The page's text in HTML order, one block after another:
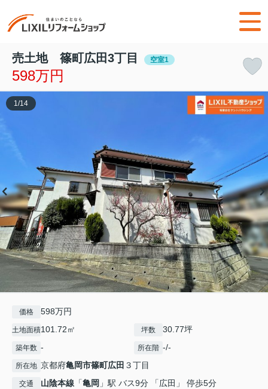
売土地 篠町広田3丁目 空室1
598万円
1 /14
価格 598万円
土地面積101.72㎡ 坪数 30.77坪
築年数 - 所在階 -/-
所在地 京都府亀岡市篠町広田 ３丁目
交通 山陰本線 「亀岡 」駅 バス9分 「広田」 停歩5分